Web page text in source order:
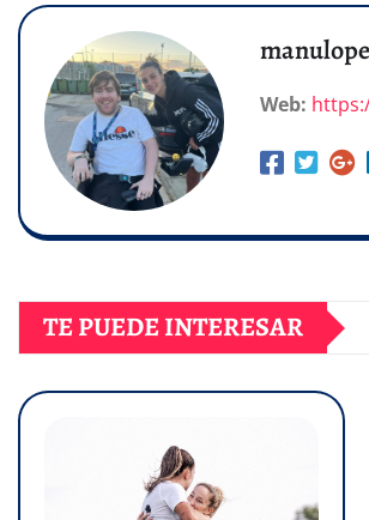
Web:
TE PUEDE INTERESAR